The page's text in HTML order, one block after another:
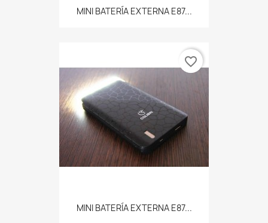
MINI BATERÍA EXTERNA E87...
MINI BATERÍA EXTERNA E87...
favorite_border